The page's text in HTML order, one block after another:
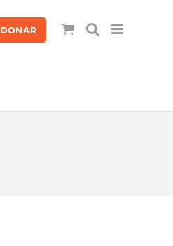
DONAR